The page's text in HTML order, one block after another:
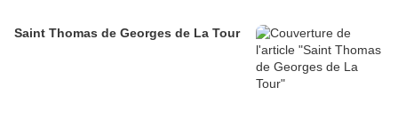
Saint Thomas de Georges de La Tour